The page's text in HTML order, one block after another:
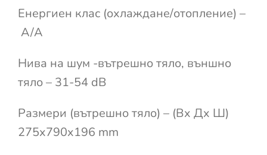
Енергиен клас (охлаждане/отопление) –
A/A
Нива на шум -вътрешно тяло, външно
тяло – 31-54 dB
Размери (вътрешно тяло) – (Вx Дx Ш)
275x790x196 mm